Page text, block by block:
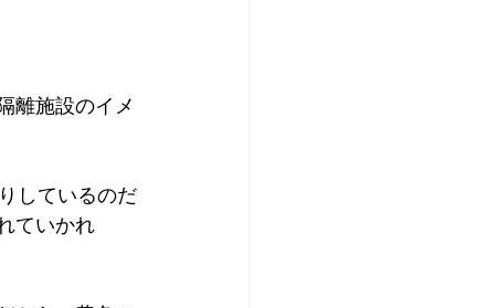
離施設のイメ
しているのだ
ていかれ